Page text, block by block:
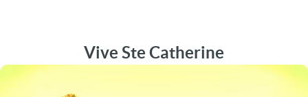
Vive Ste Catherine